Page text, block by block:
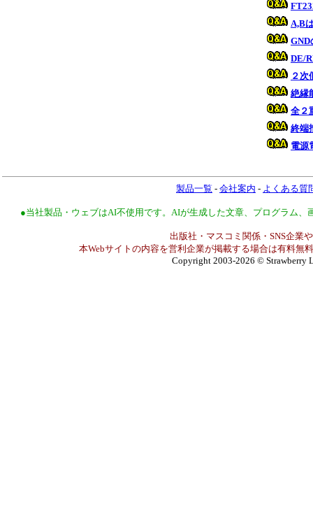
A,B
GND
DE/
２次
絶縁
全２
終端
電源
製品一覧 - 会社案内 - よくある質
●当社製品・ウェブはAI不使用です。AIが生成した文章、プログラム
出版社・マスコミ関係・SNS企業
本Webサイトの内容を営利企業が掲載する場合は有料無
Copyright 2003-2026 © Strawberry